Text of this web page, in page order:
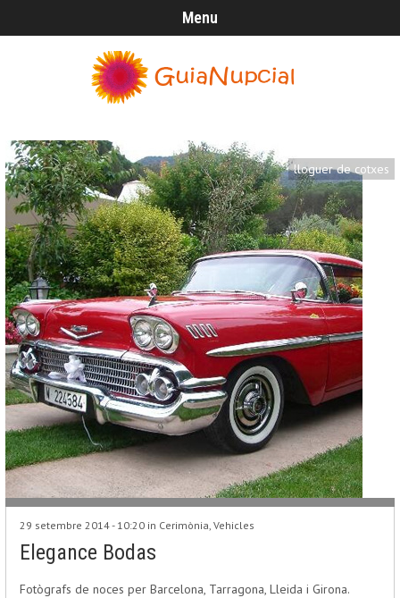
Menu
lloguer de cotxes
29 setembre 2014 - 10:20 in Cerimònia, Vehicles
Elegance Bodas
Fotògrafs de noces per Barcelona, Tarragona, Lleida i Girona.